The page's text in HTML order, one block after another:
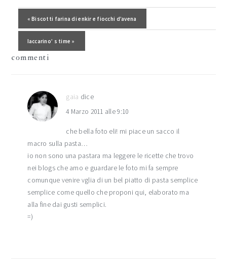
Post precedente:
« Biscotti farina di enkir e fiocchi d’avena
Post successivo:
Iaccarino’ s time »
del
lettore
commenti
gaia dice
4 Marzo 2011 alle 9:10
che bella foto eli! mi piace un sacco il
macro sulla pasta…
io non sono una pastara ma leggere le ricette che trovo
nei blogs che amo e guardare le foto mi fa sempre
comunque venire vglia di un bel piatto di pasta semplice
semplice come quello che proponi qui, elaborato ma
alla fine dai gusti semplici.
=)